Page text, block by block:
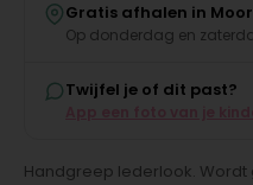
Gratis afhalen in
Op donderdag en
Twijfel je of dit past?
Handgreep lederlook. Wordt